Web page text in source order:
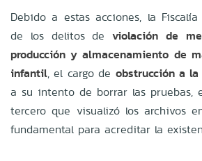
Debido a estas acciones, la
de los delitos deviolación de
producción y almacenamiento de
infantil, el cargo de obstrucción a
a su intento de borrar las pruebas,
tercero que visualizó los archivos
fundamental para acreditar la